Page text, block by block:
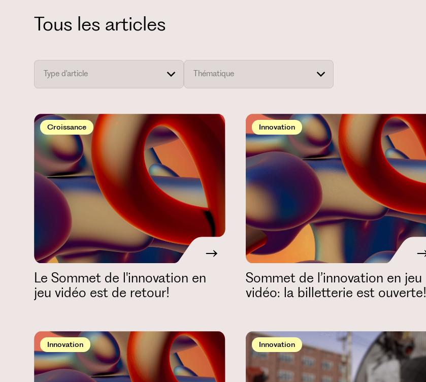
Tous les articles
Le Sommet de l'innovation en
jeu vidéo est de retour!
Croissance
Sommet de l’innovation en jeu
vidéo: la billetterie est ouverte!
Innovation
Innovation Innovation